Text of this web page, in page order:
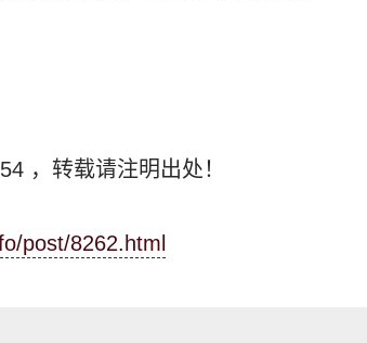
，转载请注明出处！
post/8262.html